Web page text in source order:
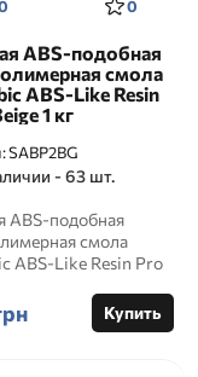
0
ABS-подобная
смола
ABS-Like Resin
1 кг
SABP2BG
- 63 шт.
ABS-подобная
смола
ABS-Like Resin Pro
Купить